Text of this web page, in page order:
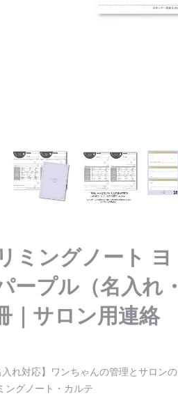
ミングノート ヨ
ープル（名入れ・
｜サロン用連絡
入れ対応】ワンちゃんの管理とサロンの
ングノート・カルテ